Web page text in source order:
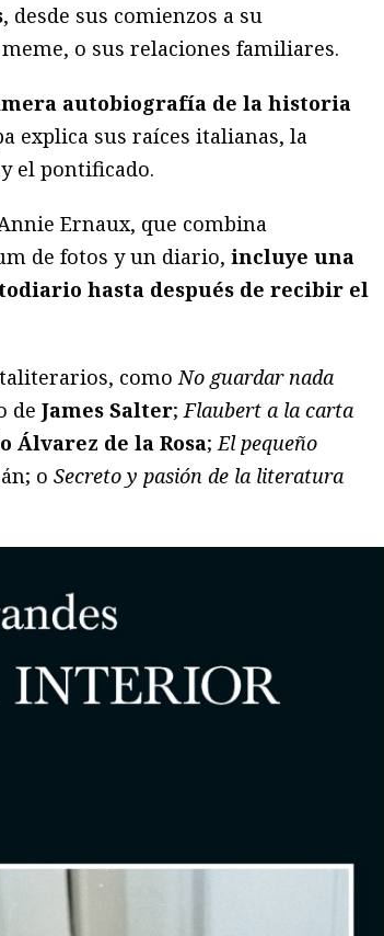
, desde sus comienzos a su
o sus relaciones familiares.
autobiografía de la historia
explica sus raíces italianas, la
el pontificado.
Ernaux, que combina
de fotos y un diario, incluye una
hasta después de recibir el
como No guardar nada
de James Salter; Flaubert a la carta
Álvarez de la Rosa; El pequeño
o Secreto y pasión de la literatura